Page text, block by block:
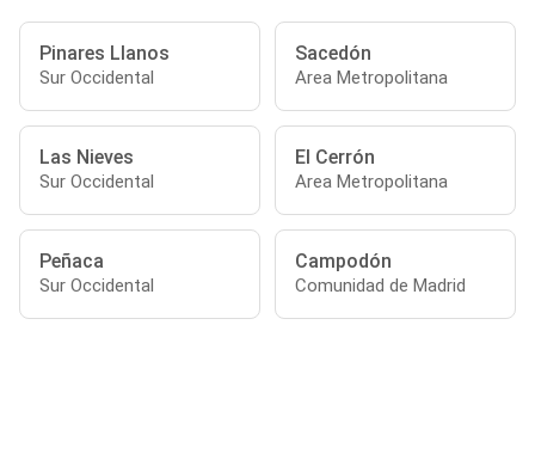
Pinares Llanos
Sur Occidental
Sacedón
Area Metropolitana
Las Nieves
Sur Occidental
El Cerrón
Area Metropolitana
Peñaca
Sur Occidental
Campodón
Comunidad de Madrid